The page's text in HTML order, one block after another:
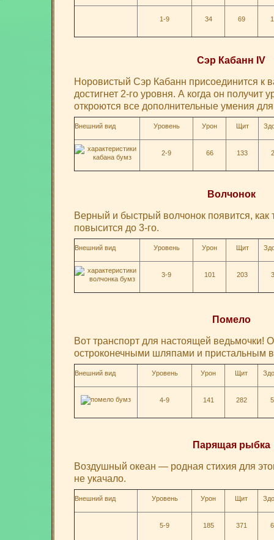
1-9 34 69
Сэр Кабанн IV
Норовистый Сэр Кабанн присоединится к
достигнет 2-го уровня. А когда он получит
откроются все дополнительные умения
Внешний вид Уровень Урон Щит
2-9 66 133
Волчонок
Верный и быстрый волчонок появится, как
повысится до 3-го.
Внешний вид Уровень Урон Щит
3-9 101 203
Помело
Вот транспорт для настоящей ведьмочки!
остроконечными шляпами и пристальным
Внешний вид Уровень Урон Щит
4-9 141 282
Парящая рыбка
Воздушный океан — родная стихия для
не укачало.
Внешний вид Уровень Урон Щит
5-9 185 371